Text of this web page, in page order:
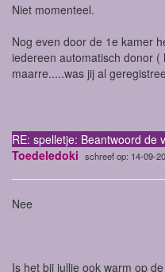
Niet momenteel.
Nog even door de 1e kamer
iedereen automatisch donor (
maarre.....was jij al
RE: spelletje: Beantwoord de
Toedeledoki schreef op: 14-09-
Nee
Is het bij jullie ook warm op